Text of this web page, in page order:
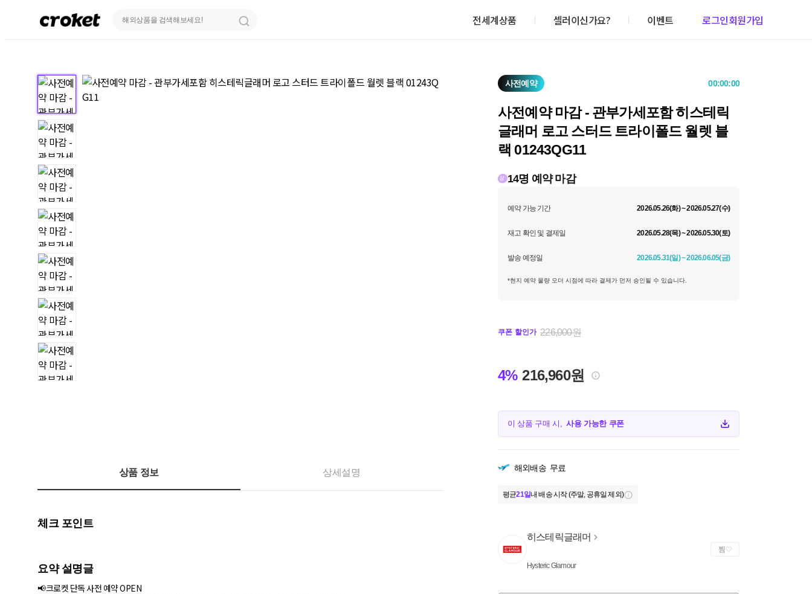
전세계상품 셀러이신가요? 이벤트 로그인회원가입
사전예약 00:00:00
사전예약 마감 - 관부가세포함 히스테릭
글래머 로고 스터드 트라이폴드 월렛 블
랙 01243QG11
14명 예약 마감
예약 가능 기간 2026.05.26(화) ~ 2026.05.27(수)
재고 확인 및 결제일 2026.05.28(목) ~ 2026.05.30(토)
발송 예정일 2026.05.31(일) ~ 2026.06.05(금)
*현지 예약 물량 오더 시점에 따라 결제가 먼저 승인될 수 있습니다.
쿠폰 할인가 226,000원
4% 216,960원
이 상품 구매 시,사용 가능한 쿠폰
해외배송 무료
평균21일내 배송 시작 (주말, 공휴일 제외)
히스테릭글래머
Hysteric Glamour
찜
상품 정보 상세설명
체크 포인트
요약 설명글
📢크로켓 단독 사전 예약 OPEN